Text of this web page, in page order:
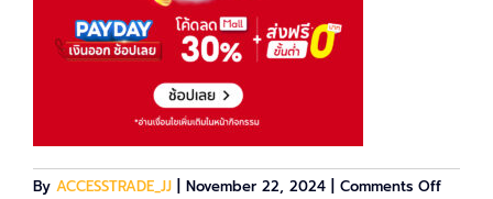
By ACCESSTRADE_JJ November 22, 2024 Comments Offon